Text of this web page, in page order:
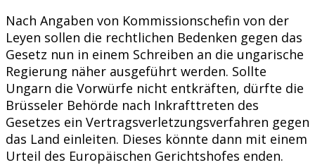
Nach Angaben von Kommissionschefin von der
Leyen sollen die rechtlichen Bedenken gegen das
Gesetz nun in einem Schreiben an die ungarische
Regierung näher ausgeführt werden. Sollte
Ungarn die Vorwürfe nicht entkräften, dürfte die
Brüsseler Behörde nach Inkrafttreten des
Gesetzes ein Vertragsverletzungsverfahren gegen
das Land einleiten. Dieses könnte dann mit einem
Urteil des Europäischen Gerichtshofes enden.